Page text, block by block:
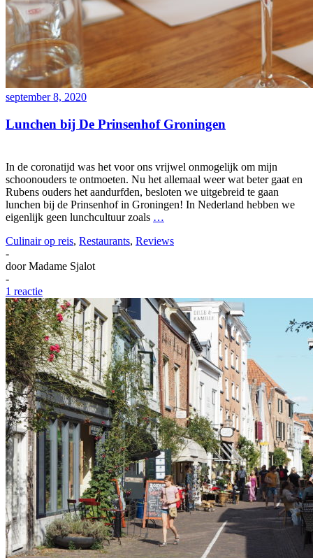
september 8, 2020
Lunchen bij De Prinsenhof Groningen
In de coronatijd was het voor ons vrijwel onmogelijk om mijn
schoonouders te ontmoeten. Nu het allemaal weer wat beter gaat en
Rubens ouders het aandurfden, besloten we uitgebreid te gaan
lunchen bij de Prinsenhof in Groningen! In Nederland hebben we
eigenlijk geen lunchcultuur zoals …
Culinair op reis, Restaurants, Reviews
-
doorMadame Sjalot
-
1 reactie